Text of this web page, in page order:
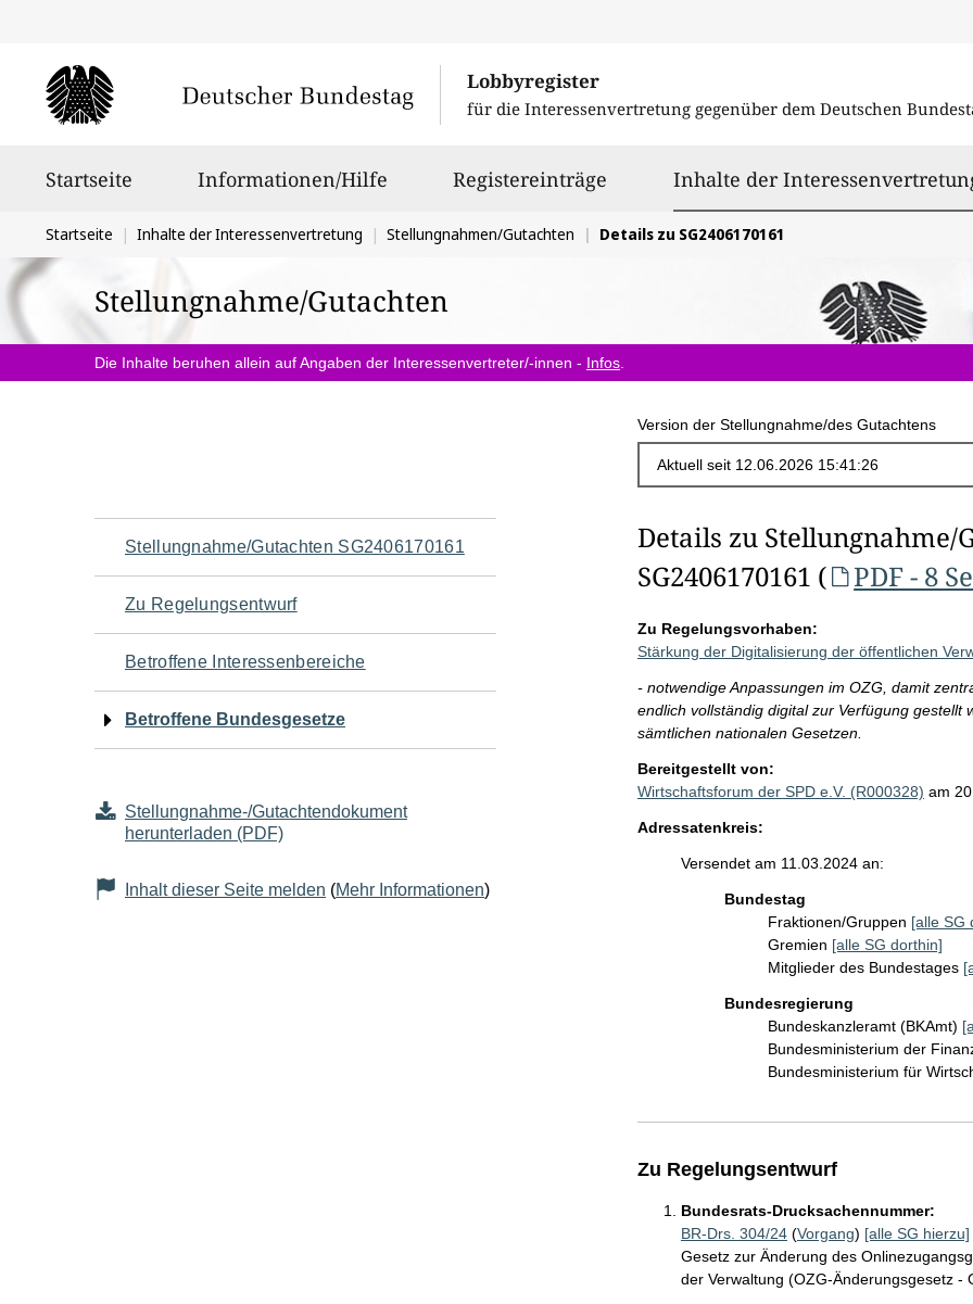
Lobbyregister
für die Interessenvertretung gegenüber dem Deutschen
Startseite Informationen/Hilfe Registereinträge Inhalte der
Sie
befinden
sich
hier:
Startseite Inhalte der Interessenvertretung Stellungnahmen/Gutachten Details zu SG2406170161
Stellungnahme/Gutachten
Die Inhalte beruhen allein auf Angaben der Interessenvertreter/-innen - Infos
Version der Stellungnahme/des Gutachtens
Navigation
für
den
Seiteninhalt
Stellungnahme/Gutachten SG2406170161
Zu Regelungsentwurf
Betroffene Interessenbereiche
Betroffene Bundesgesetze
Stellungnahme-/Gutachtendokument
herunterladen (PDF)
Inhalt dieser Seite melden (Mehr Informationen)
Details zu Stellungnahme/
SG2406170161 (
PDF - 8
Zu Regelungsvorhaben:
Stärkung der Digitalisierung der öffentlichen
- notwendige Anpassungen im OZG, damit
endlich vollständig digital zur Verfügung gestellt
sämtlichen nationalen Gesetzen.
Bereitgestellt von:
Wirtschaftsforum der SPD e.V. (R000328) am
Adressatenkreis:
Versendet am 11.03.2024 an:
Bundestag
Fraktionen/Gruppen [alle SG
Gremien [alle SG dorthin]
Mitglieder des Bundestages
Bundesregierung
Bundeskanzleramt (BKAmt)
Bundesministerium der
Bundesministerium für
Zu Regelungsentwurf
Bundesrats-Drucksachennummer:
BR-Drs. 304/24(Vorgang) [alle SG hierzu]
Gesetz zur Änderung des
der Verwaltung (OZG-Änderungsgesetz -